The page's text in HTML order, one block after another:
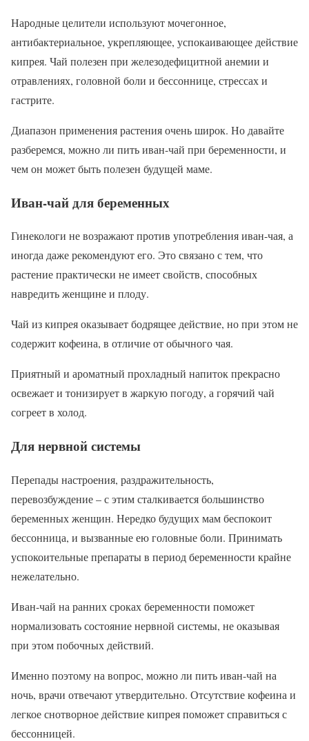
Народные целители используют мочегонное,
антибактериальное, укрепляющее, успокаивающее действие
кипрея. Чай полезен при железодефицитной анемии и
отравлениях, головной боли и бессоннице, стрессах и
гастрите.
Диапазон применения растения очень широк. Но давайте
разберемся, можно ли пить иван-чай при беременности, и
чем он может быть полезен будущей маме.
Иван-чай для беременных
Гинекологи не возражают против употребления иван-чая, а
иногда даже рекомендуют его. Это связано с тем, что
растение практически не имеет свойств, способных
навредить женщине и плоду.
Чай из кипрея оказывает бодрящее действие, но при этом не
содержит кофеина, в отличие от обычного чая.
Приятный и ароматный прохладный напиток прекрасно
освежает и тонизирует в жаркую погоду, а горячий чай
согреет в холод.
Для нервной системы
Перепады настроения, раздражительность,
перевозбуждение – с этим сталкивается большинство
беременных женщин. Нередко будущих мам беспокоит
бессонница, и вызванные ею головные боли. Принимать
успокоительные препараты в период беременности крайне
нежелательно.
Иван-чай на ранних сроках беременности поможет
нормализовать состояние нервной системы, не оказывая
при этом побочных действий.
Именно поэтому на вопрос, можно ли пить иван-чай на
ночь, врачи отвечают утвердительно. Отсутствие кофеина и
легкое снотворное действие кипрея поможет справиться с
бессонницей.